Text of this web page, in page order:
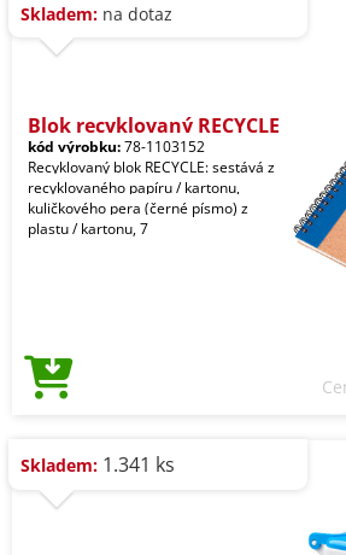
Skladem: na dotaz
Blok recyklovaný RECYCLE
kód výrobku:78-1103152
Recyklovaný blok RECYCLE: sestává z
recyklovaného papíru / kartonu,
kuličkového pera (černé písmo) z
plastu / kartonu, 7
Skladem: 1.341 ks